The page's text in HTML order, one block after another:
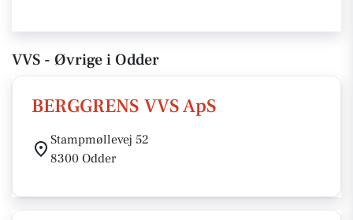
VVS - Øvrige i Odder
BERGGRENS VVS ApS
Stampmøllevej 52
8300 Odder